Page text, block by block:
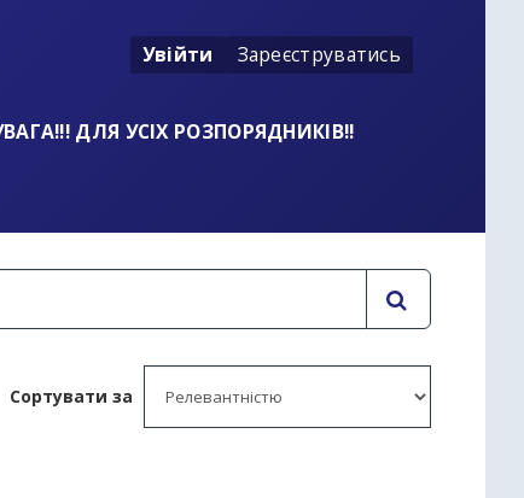
Увійти Зареєструватись
ДЛЯ УСІХ РОЗПОРЯДНИКІВ!!
Сортувати за